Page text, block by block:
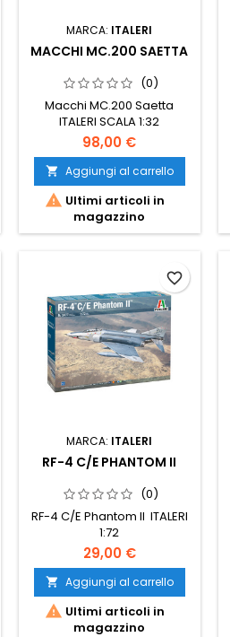
MARCA: ITALERI
MACCHI MC.200 SAETTA
(0)
Macchi MC.200 Saetta
ITALERI SCALA 1:32
98,00 €
 Aggiungi al carrello
 Ultimi articoli in
magazzino
MARCA: ITALERI
RF-4 C/E PHANTOM II
(0)
RF-4 C/E Phantom II ITALERI
1:72
29,00 €
 Aggiungi al carrello
 Ultimi articoli in
magazzino
favorite_border